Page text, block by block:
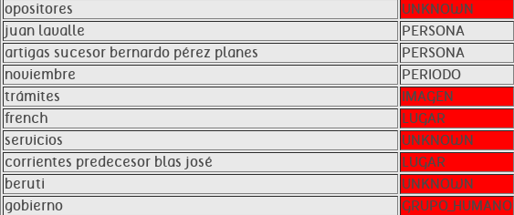
opositores
UNKNOWN
juan lavalle
PERSONA
artigas sucesor bernardo pérez planes
PERSONA
noviembre
PERIODO
trámites
IMAGEN
french
LUGAR
servicios
UNKNOWN
corrientes predecesor blas josé
LUGAR
beruti
UNKNOWN
gobierno
GRUPO_HUMANO